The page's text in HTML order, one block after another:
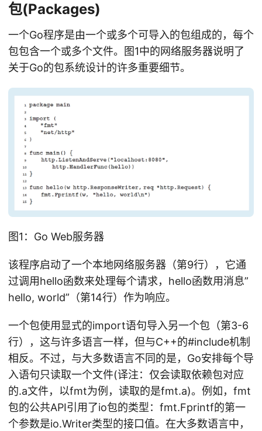
包(Packages)
一个Go程序是由一个或多个可导入的包组成的，每个
包包含一个或多个文件。图1中的网络服务器说明了
关于Go的包系统设计的许多重要细节。
图1：Go Web服务器
该程序启动了一个本地网络服务器（第9行），它通
过调用hello函数来处理每个请求，hello函数用消息”
hello, world”（第14行）作为响应。
一个包使用显式的import语句导入另一个包（第3-6
行），这与许多语言一样，但与C++的#include机制
相反。不过，与大多数语言不同的是，Go安排每个导
入语句只读取一个文件(译注：仅会读取依赖包对应
的.a文件，以fmt为例，读取的是fmt.a)。例如，fmt
包的公共API引用了io包的类型：fmt.Fprintf的第一
个参数是io.Writer类型的接口值。在大多数语言中，